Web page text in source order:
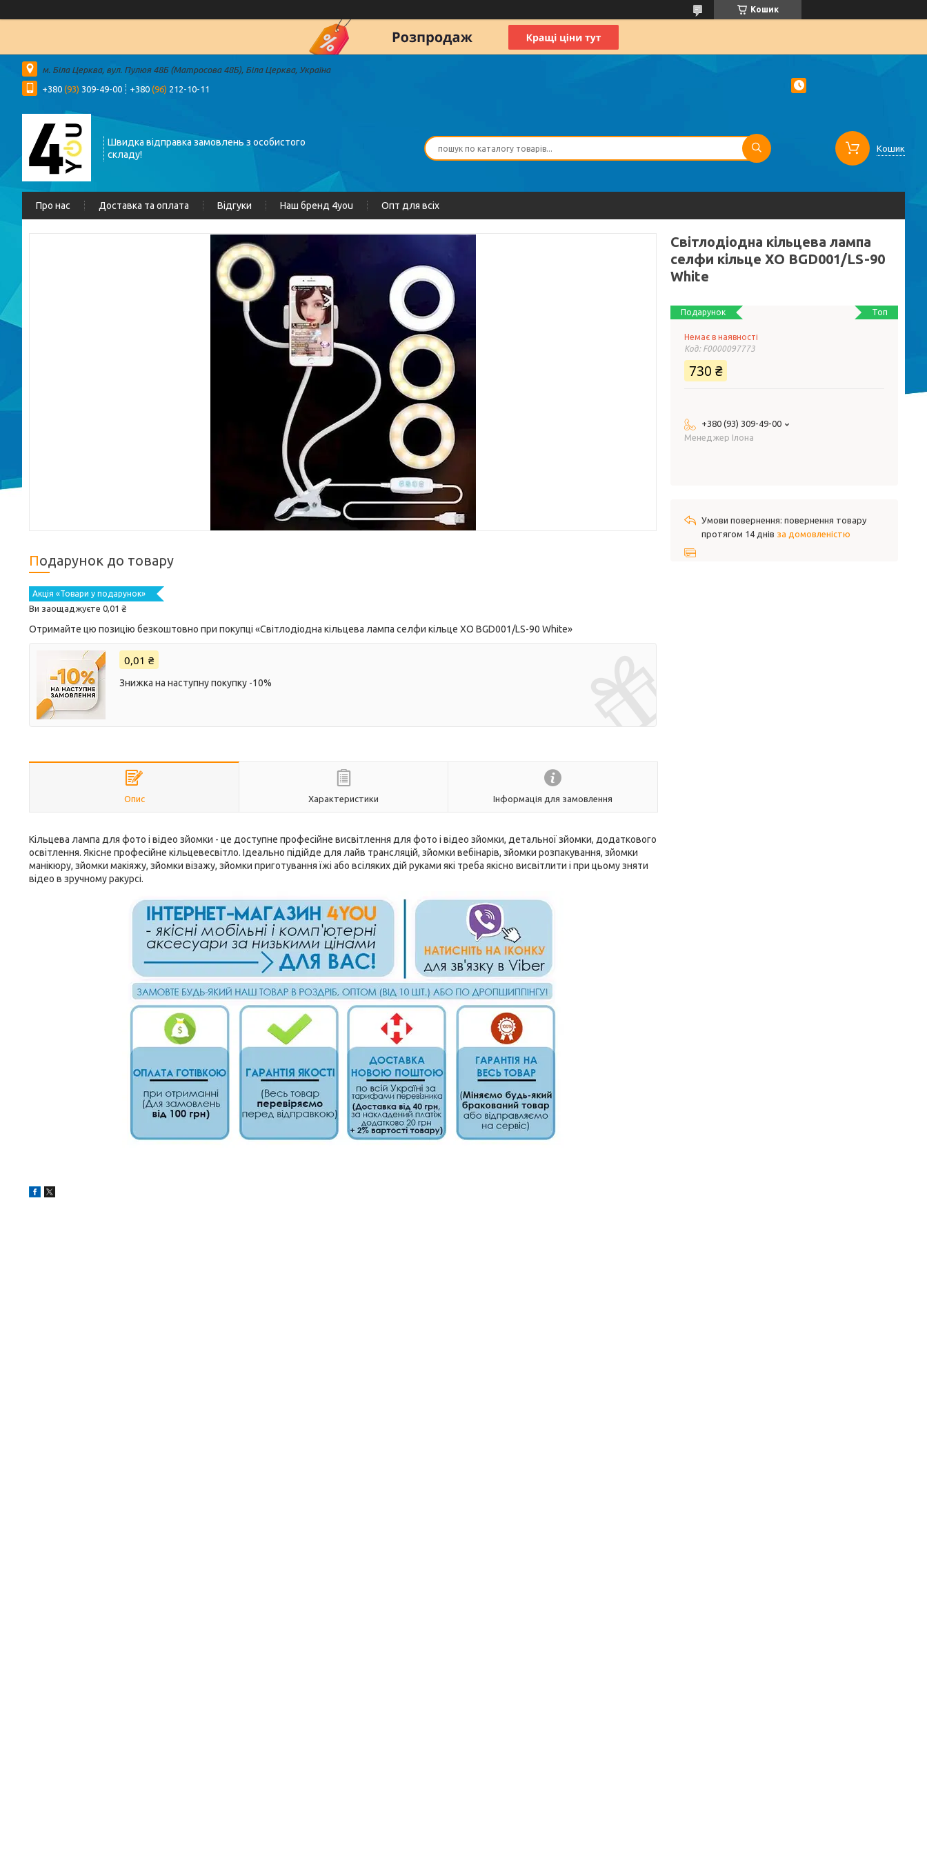
Кошик
м. Біла Церква, вул. Пулюя 48Б (Матросова 48Б), Біла Церква, Україна
+380 (93) 309-49-00 +380 (96) 212-10-11
Швидка відправка замовлень з особистого
складу!
Кошик
Про нас Доставка та оплата Відгуки Наш бренд 4you Опт для всіх
Подарунок до товару
Акція «Товари у подарунок»
Ви заощаджуєте 0,01 ₴
Отримайте цю позицію безкоштовно при покупці «Світлодіодна кільцева лампа селфи кільце XO BGD001/LS-90 White»
0,01 ₴
Знижка на наступну покупку -10%
Опис Характеристики Інформація для замовлення
Кільцева лампа для фото і відео зйомки - це доступне професійне висвітлення для фото і відео зйомки, детальної зйомки, додаткового
освітлення. Якісне професійне кільцевесвітло. Ідеально підійде для лайв трансляцій, зйомки вебінарів, зйомки розпакування, зйомки
манікюру, зйомки макіяжу, зйомки візажу, зйомки приготування їжі або всіляких дій руками які треба якісно висвітлити і при цьому зняти
відео в зручному ракурсі.
Світлодіодна кільцева лампа
селфи кільце XO BGD001/LS-90
White
Топ
Подарунок
Немає в наявності
Код: F0000097773
730 ₴
+380 (93) 309-49-00
Менеджер Ілона
повернення товару
протягом 14 днів за домовленістю